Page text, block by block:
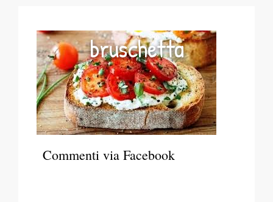
bruschetta
Commenti via Facebook